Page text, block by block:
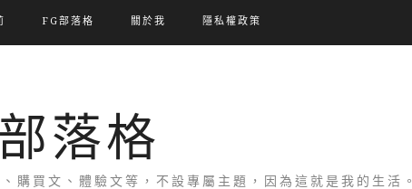
FG部落格 關於我 隱私權政策
落格
買文、體驗文等，不設專屬主題，因為這就是我的生活。